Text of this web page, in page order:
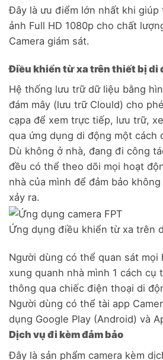
Đây là ưu điểm lớn nhất khi giúp
ảnh Full HD 1080p cho chất
Camera giám sát.
Điều khiển từ xa trên thiết bị di
Hệ thống lưu trữ dữ liệu bằng
đám mây (lưu trữ Clould) cho
cạpa để xem trực tiếp, lưu trữ,
qua ứng dụng di động một cách
Dù không ở nhà, đang đi công
đều có thể theo dõi mọi hoạt
nhà của mình để đảm bảo
xảy ra.
Ứng dụng điều khiển từ xa trên
Người dùng có thể quan sát mọi
xung quanh nhà mình 1 cách cụ
thông qua chiếc điện thoại di
Người dùng có thể tài app
dụng Google Play (Android) và
Dịch vụ đi kèm đảm bảo
Đây là sản phẩm camera kèm